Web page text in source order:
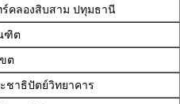
ร์คลองสิบสาม ปทุมธานี
ฑิต
ต
ชาธิปัตย์วิทยาคาร